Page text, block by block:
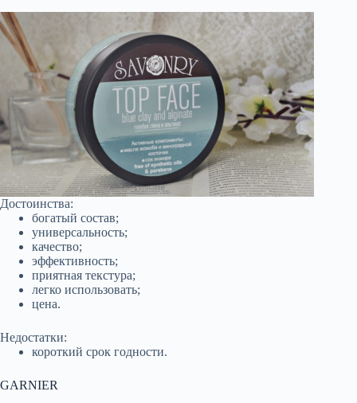
Достоинства:
богатый состав;
универсальность;
качество;
эффективность;
приятная текстура;
легко использовать;
цена.
Недостатки:
короткий срок годности.
GARNIER